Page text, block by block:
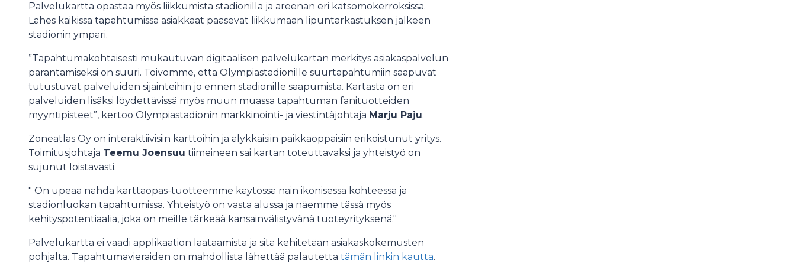
Palvelukartta opastaa myös liikkumista stadionilla ja areenan eri katsomokerroksissa.
Lähes kaikissa tapahtumissa asiakkaat pääsevät liikkumaan lipuntarkastuksen jälkeen
stadionin ympäri.
”Tapahtumakohtaisesti mukautuvan digitaalisen palvelukartan merkitys asiakaspalvelun
parantamiseksi on suuri. Toivomme, että Olympiastadionille suurtapahtumiin saapuvat
tutustuvat palveluiden sijainteihin jo ennen stadionille saapumista. Kartasta on eri
palveluiden lisäksi löydettävissä myös muun muassa tapahtuman fanituotteiden
myyntipisteet”, kertoo Olympiastadionin markkinointi- ja viestintäjohtaja Marju Paju.
Zoneatlas Oy on interaktiivisiin karttoihin ja älykkäisiin paikkaoppaisiin erikoistunut yritys.
Toimitusjohtaja Teemu Joensuu tiimeineen sai kartan toteuttavaksi ja yhteistyö on
sujunut loistavasti.
" On upeaa nähdä karttaopas-tuotteemme käytössä näin ikonisessa kohteessa ja
stadionluokan tapahtumissa. Yhteistyö on vasta alussa ja näemme tässä myös
kehityspotentiaalia, joka on meille tärkeää kansainvälistyvänä tuoteyrityksenä."
Palvelukartta ei vaadi applikaation laataamista ja sitä kehitetään asiakaskokemusten
pohjalta. Tapahtumavieraiden on mahdollista lähettää palautetta tämän linkin kautta.